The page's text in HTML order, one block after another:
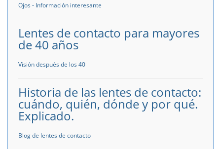
Ojos - Información interesante
Lentes de contacto para mayores
de 40 años
Visión después de los 40
Historia de las lentes de contacto:
cuándo, quién, dónde y por qué.
Explicado.
Blog de lentes de contacto